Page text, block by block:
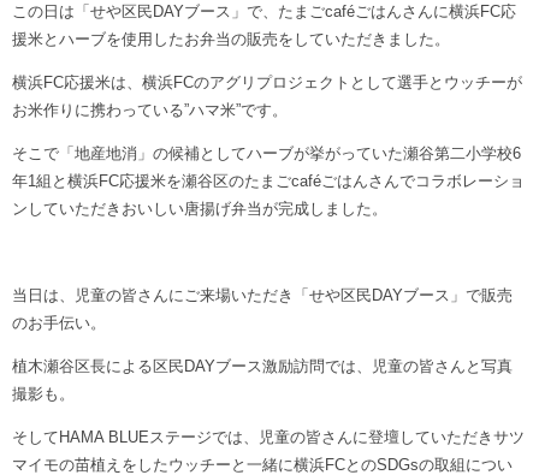
この日は「せや区民DAYブース」で、たまごcaféごはんさんに横浜FC応
援米とハーブを使用したお弁当の販売をしていただきました。
横浜FC応援米は、横浜FCのアグリプロジェクトとして選手とウッチーが
お米作りに携わっている”ハマ米”です。
そこで「地産地消」の候補としてハーブが挙がっていた瀬谷第二小学校6
年1組と横浜FC応援米を瀬谷区のたまごcaféごはんさんでコラボレーショ
ンしていただきおいしい唐揚げ弁当が完成しました。
当日は、児童の皆さんにご来場いただき「せや区民DAYブース」で販売
のお手伝い。
植木瀬谷区長による区民DAYブース激励訪問では、児童の皆さんと写真
撮影も。
そしてHAMA BLUEステージでは、児童の皆さんに登壇していただきサツ
マイモの苗植えをしたウッチーと一緒に横浜FCとのSDGsの取組につい